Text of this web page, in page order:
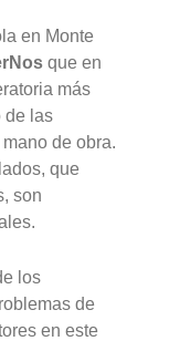
en Monte
que en
más
de las
de obra.
que
son
los
de
en este